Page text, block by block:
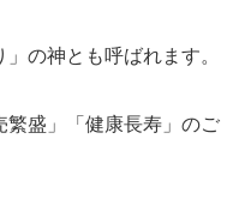
の神とも呼ばれます。
繁盛」「健康長寿」のご